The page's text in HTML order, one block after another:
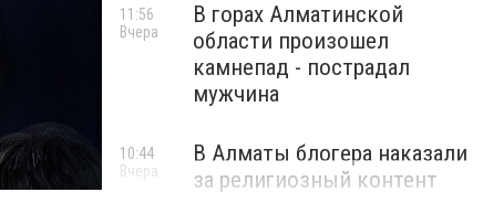
В горах Алматинской
области произошел
камнепад - пострадал
мужчина
11:56
Вчера
В Алматы блогера наказали
за религиозный контент
10:44
Вчера